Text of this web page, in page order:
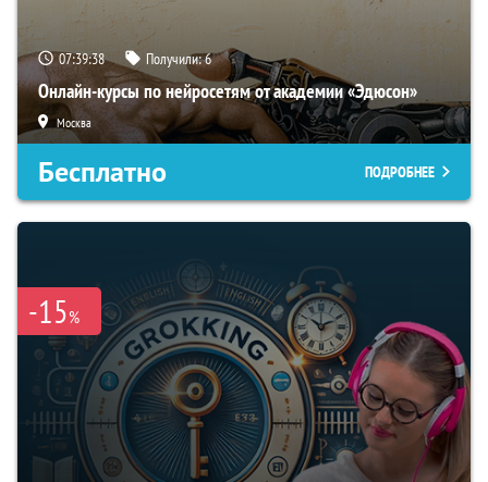
07:39:37 Получили:6
Онлайн-курсы по нейросетям от академии «Эдюсон»
Москва
Бесплатно ПОДРОБНЕЕ
-15%